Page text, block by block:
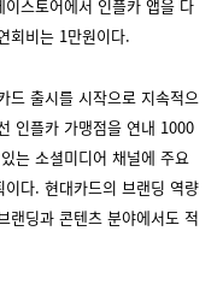
스토어에서 인플카 앱을 다
회비는 1만원이다.
드 출시를 시작으로 지속적으
인플카 가맹점을 연내 1000
는 소셜미디어 채널에 주요
다. 현대카드의 브랜딩 역량
랜딩과 콘텐츠 분야에서도 적